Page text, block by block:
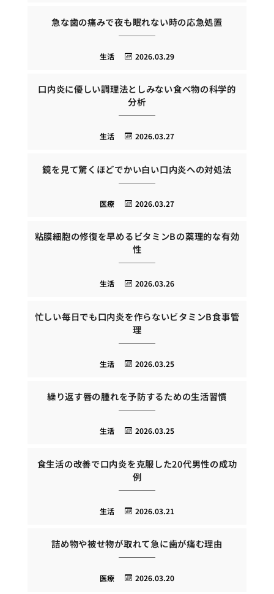
急な歯の痛みで夜も眠れない時の応急処置
2026.03.29
生活
口内炎に優しい調理法としみない食べ物の科学的
分析
2026.03.27
生活
鏡を見て驚くほどでかい白い口内炎への対処法
2026.03.27
医療
粘膜細胞の修復を早めるビタミンBの薬理的な有効
性
2026.03.26
生活
忙しい毎日でも口内炎を作らないビタミンB食事管
理
2026.03.25
生活
繰り返す唇の腫れを予防するための生活習慣
2026.03.25
生活
食生活の改善で口内炎を克服した20代男性の成功
例
2026.03.21
生活
詰め物や被せ物が取れて急に歯が痛む理由
2026.03.20
医療